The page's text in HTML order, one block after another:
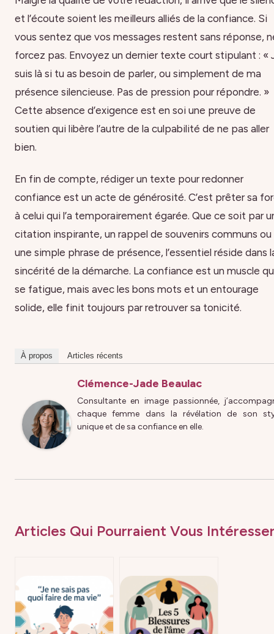
et l’écoute soient les meilleurs alliés de la confiance. Si
vous sentez que vos messages restent sans réponse,
forcez pas. Envoyez un dernier texte court stipulant : «
suis là si tu as besoin de parler, ou simplement de ma
présence silencieuse. Pas de pression pour répondre. »
Cette absence d’exigence est en soi une preuve de
soutien qui libère l’autre de la culpabilité de ne pas aller
bien.
En fin de compte, rédiger un texte pour redonner
confiance est un acte de générosité. C’est prêter sa
à celui qui l’a temporairement égarée. Que ce soit par
citation inspirante, un rappel de souvenirs communs ou
une simple phrase de présence, l’essentiel réside dans
sincérité de la démarche. La confiance est un muscle
se fatigue, mais avec les bons mots et un entourage
solide, elle finit toujours par retrouver sa tonicité.
À propos Articles récents
Clémence-Jade Beaulac
Consultante en image passionnée,
chaque femme dans la révélation de son
unique et de sa confiance en elle.
Articles Qui Pourraient Vous